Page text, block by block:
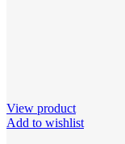
View product
Add to wishlist